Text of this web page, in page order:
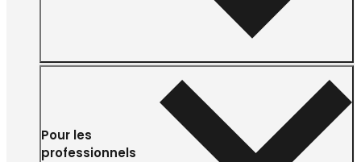
Pour les
professionnels